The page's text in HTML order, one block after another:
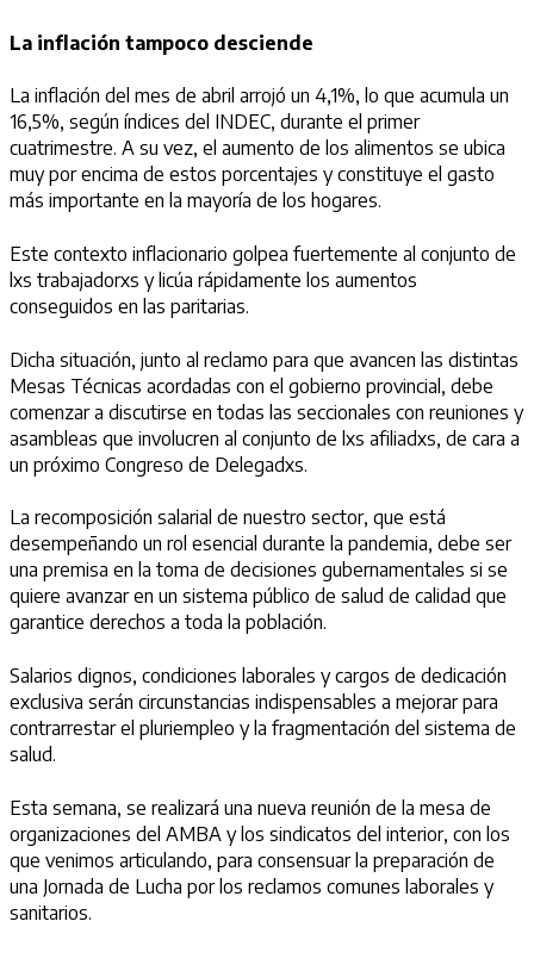
La inflación tampoco desciende
La inflación del mes de abril arrojó un 4,1%, lo que acumula un
16,5%, según índices del INDEC, durante el primer
cuatrimestre. A su vez, el aumento de los alimentos se ubica
muy por encima de estos porcentajes y constituye el gasto
más importante en la mayoría de los hogares.
Este contexto inflacionario golpea fuertemente al conjunto de
lxs trabajadorxs y licúa rápidamente los aumentos
conseguidos en las paritarias.
Dicha situación, junto al reclamo para que avancen las distintas
Mesas Técnicas acordadas con el gobierno provincial, debe
comenzar a discutirse en todas las seccionales con reuniones y
asambleas que involucren al conjunto de lxs afiliadxs, de cara a
un próximo Congreso de Delegadxs.
La recomposición salarial de nuestro sector, que está
desempeñando un rol esencial durante la pandemia, debe ser
una premisa en la toma de decisiones gubernamentales si se
quiere avanzar en un sistema público de salud de calidad que
garantice derechos a toda la población.
Salarios dignos, condiciones laborales y cargos de dedicación
exclusiva serán circunstancias indispensables a mejorar para
contrarrestar el pluriempleo y la fragmentación del sistema de
salud.
Esta semana, se realizará una nueva reunión de la mesa de
organizaciones del AMBA y los sindicatos del interior, con los
que venimos articulando, para consensuar la preparación de
una Jornada de Lucha por los reclamos comunes laborales y
sanitarios.